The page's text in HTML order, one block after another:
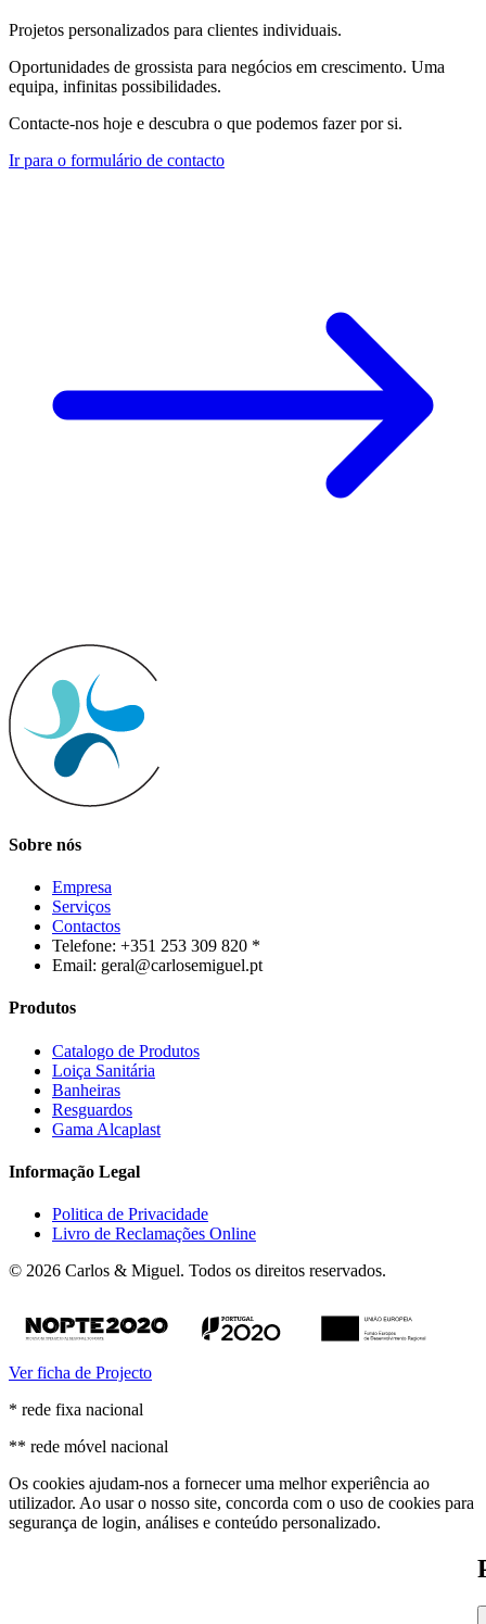
Projetos personalizados para clientes individuais.
Oportunidades de grossista para negócios em crescimento. Uma
equipa, infinitas possibilidades.
Contacte-nos hoje e descubra o que podemos fazer por si.
Ir para o formulário de contacto
Sobre nós
Empresa
Serviços
Contactos
Telefone: +351 253 309 820 *
Email: geral@carlosemiguel.pt
Produtos
Catalogo de Produtos
Loiça Sanitária
Banheiras
Resguardos
Gama Alcaplast
Informação Legal
Politica de Privacidade
Livro de Reclamações Online
© 2026 Carlos & Miguel. Todos os direitos reservados.
Ver ficha de Projecto
* rede fixa nacional
** rede móvel nacional
Os cookies ajudam-nos a fornecer uma melhor experiência ao
utilizador. Ao usar o nosso site, concorda com o uso de cookies para
segurança de login, análises e conteúdo personalizado.